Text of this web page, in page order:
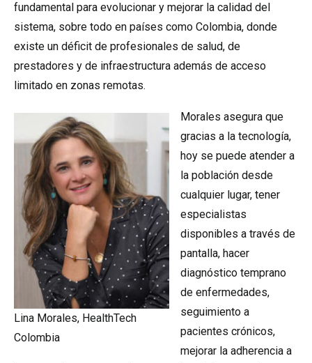
fundamental para evolucionar y mejorar la calidad del
sistema, sobre todo en países como Colombia, donde
existe un déficit de profesionales de salud, de
prestadores y de infraestructura además de acceso
limitado en zonas remotas.
Lina Morales, HealthTech
Colombia
Morales asegura que
gracias a la tecnología,
hoy se puede atender a
la población desde
cualquier lugar, tener
especialistas
disponibles a través de
pantalla, hacer
diagnóstico temprano
de enfermedades,
seguimiento a
pacientes crónicos,
mejorar la adherencia a